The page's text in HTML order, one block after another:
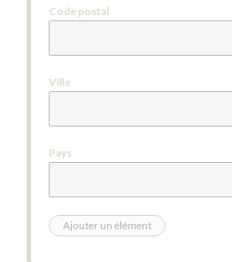
Code postal
Ville
Pays